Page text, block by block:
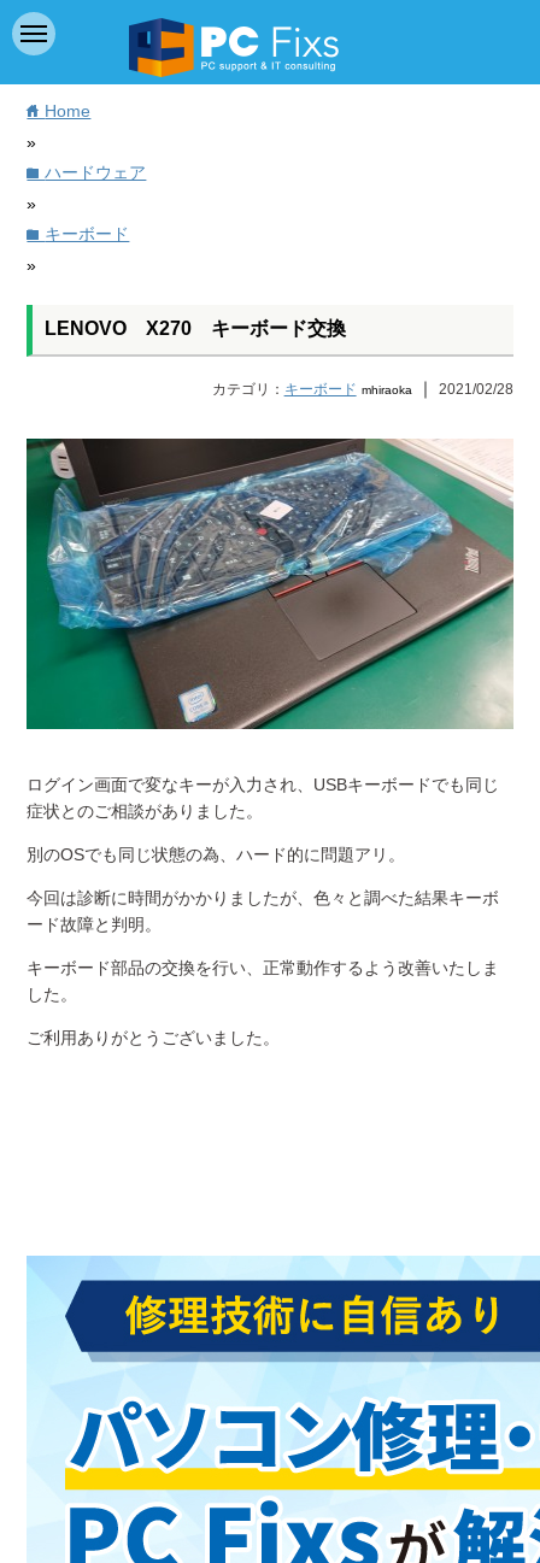
home Home
»
folderハードウェア
»
folder キーボード
»
LENOVO X270 キーボード交換
カテゴリ： キーボード mhiraoka ｜ 2021/02/28
ログイン画面で変なキーが入力され、USBキーボードでも同じ
症状とのご相談がありました。
別のOSでも同じ状態の為、ハード的に問題アリ。
今回は診断に時間がかかりましたが、色々と調べた結果キーボ
ード故障と判明。
キーボード部品の交換を行い、正常動作するよう改善いたしま
した。
ご利用ありがとうございました。